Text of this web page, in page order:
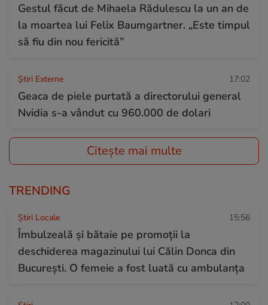
Gestul făcut de Mihaela Rădulescu la un an de
la moartea lui Felix Baumgartner. „Este timpul
să fiu din nou fericită”
Știri Externe 17:02
Geaca de piele purtată a directorului general
Nvidia s-a vândut cu 960.000 de dolari
Citește mai multe
TRENDING
Știri Locale 15:56
Îmbulzeală și bătaie pe promoții la
deschiderea magazinului lui Călin Donca din
București. O femeie a fost luată cu ambulanța